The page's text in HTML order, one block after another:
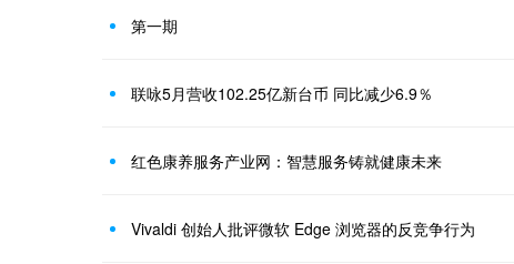
第一期
联咏5月营收102.25亿新台币 同比减少6.9％
红色康养服务产业网：智慧服务铸就健康未来
Vivaldi 创始人批评微软 Edge 浏览器的反竞争行为